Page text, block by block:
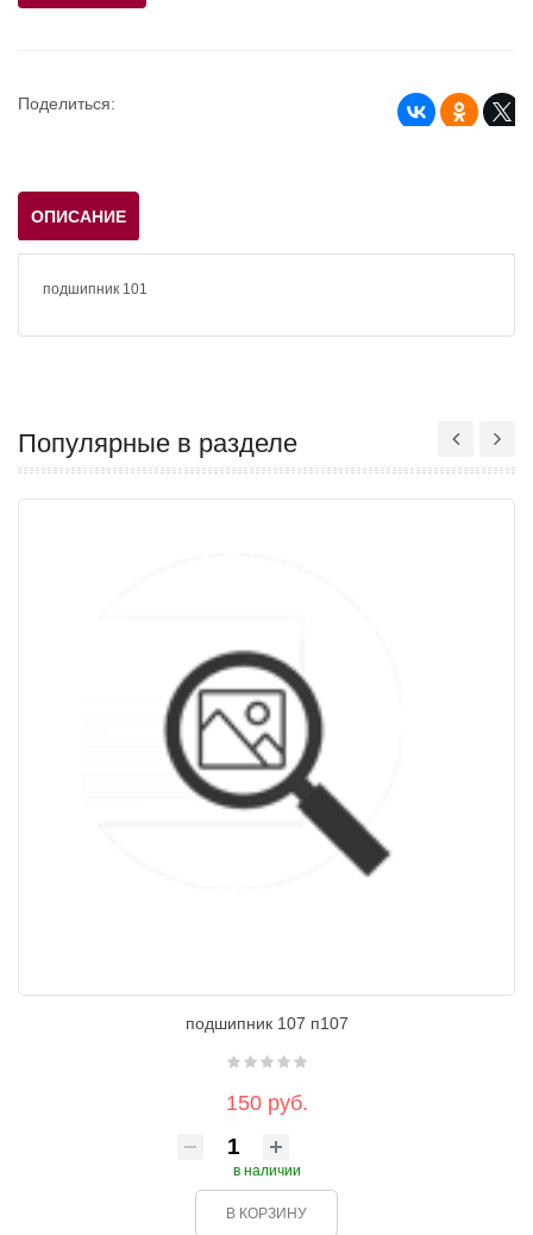
Поделиться:
ОПИСАНИЕ
подшипник 101
Популярные в разделе
подшипник 107 п107
150 руб.
в наличии
В КОРЗИНУ